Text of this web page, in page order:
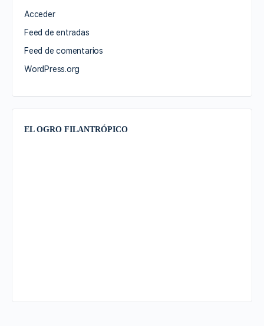
Acceder
Feed de entradas
Feed de comentarios
WordPress.org
EL OGRO FILANTRÓPICO